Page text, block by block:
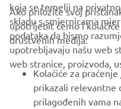
CORPORATE
FOR BUSINESS
MORE YAMAHA
koja se temelji na
skladu s smjernicama
podataka da bismo
upotrebljavaju našu web
web stranice, proizvoda,
Ako priložite svoj
upotrijebit ćemo i
društvenih medija:
Kolačiće za
prikazali relevantne
prilagođenih vama